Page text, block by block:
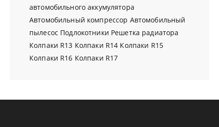
автомобильного аккумулятора
Автомобильный компрессор Автомобильный
пылесос Подлокотники Решетка радиатора
Колпаки R13 Колпаки R14 Колпаки R15
Колпаки R16 Колпаки R17